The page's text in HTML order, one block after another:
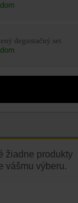
degustačný set
žiadne produkty
vášmu výberu.